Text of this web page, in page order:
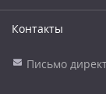
Контакты
Письмо